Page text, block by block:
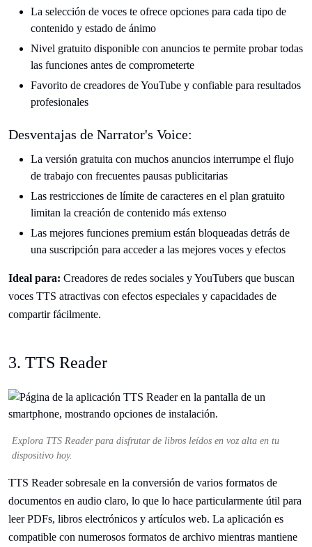
La selección de voces te ofrece opciones para cada tipo de
contenido y estado de ánimo
Nivel gratuito disponible con anuncios te permite probar todas
las funciones antes de comprometerte
Favorito de creadores de YouTube y confiable para resultados
profesionales
Desventajas de Narrator's Voice:
La versión gratuita con muchos anuncios interrumpe el flujo
de trabajo con frecuentes pausas publicitarias
Las restricciones de límite de caracteres en el plan gratuito
limitan la creación de contenido más extenso
Las mejores funciones premium están bloqueadas detrás de
una suscripción para acceder a las mejores voces y efectos
Ideal para: Creadores de redes sociales y YouTubers que buscan
voces TTS atractivas con efectos especiales y capacidades de
compartir fácilmente.
3. TTS Reader
Explora TTS Reader para disfrutar de libros leídos en voz alta en tu
dispositivo hoy.
TTS Reader sobresale en la conversión de varios formatos de
documentos en audio claro, lo que lo hace particularmente útil para
leer PDFs, libros electrónicos y artículos web. La aplicación es
compatible con numerosos formatos de archivo mientras mantiene